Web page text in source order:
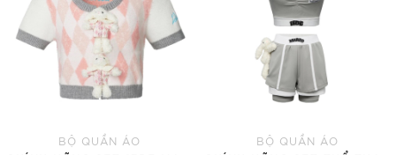
BỘ QUẦN ÁO BỘ QUẦN ÁO